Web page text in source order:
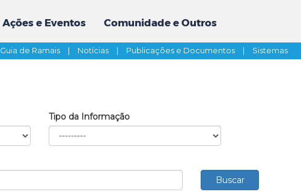
Ações e Eventos Comunidade e Outros
Guia de Ramais | Notícias | Publicações e Documentos | Sistemas
Tipo da Informação